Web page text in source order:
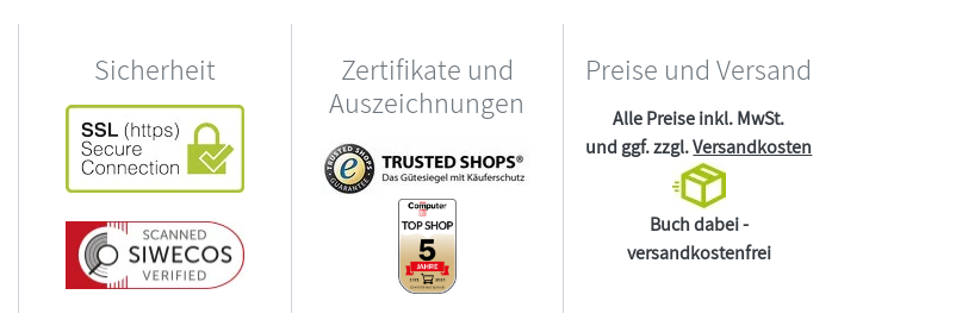
Sicherheit
Zertifikate und
Auszeichnungen
Preise und Versand
Alle Preise inkl. MwSt.
und ggf. zzgl.Versandkosten
Buch dabei -
versandkostenfrei